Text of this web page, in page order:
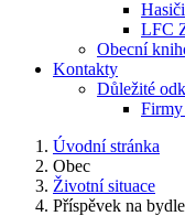
Hasiči
LFC
Obecní
Kontakty
Důležité
Firmy
Úvodní stránka
Obec
Životní situace
Příspěvek na